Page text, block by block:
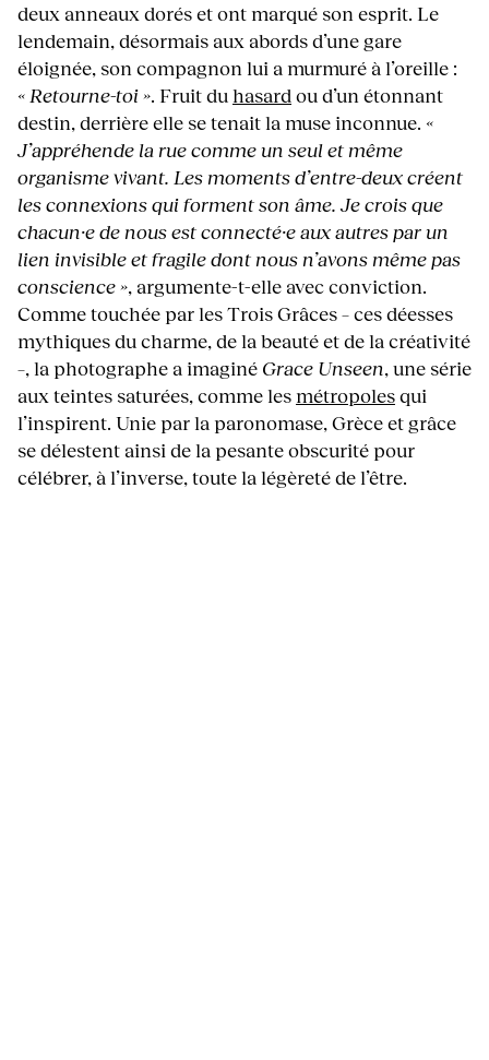
deux anneaux dorés et ont marqué son esprit. Le
lendemain, désormais aux abords d’une gare
éloignée, son compagnon lui a murmuré à l’oreille :
« Retourne-toi ». Fruit duhasardou d’un étonnant
destin, derrière elle se tenait la muse inconnue. «
J’appréhende la rue comme un seul et même
organisme vivant. Les moments d’entre-deux créent
les connexions qui forment son âme. Je crois que
chacun·e de nous est connecté·e aux autres par un
lien invisible et fragile dont nous n’avons même pas
conscience », argumente-t-elle avec conviction.
Comme touchée par les Trois Grâces – ces déesses
mythiques du charme, de la beauté et de la créativité
–, la photographe a imaginé Grace Unseen, une série
aux teintes saturées, comme lesmétropolesqui
l’inspirent. Unie par la paronomase, Grèce et grâce
se délestent ainsi de la pesante obscurité pour
célébrer, à l’inverse, toute la légèreté de l’être.